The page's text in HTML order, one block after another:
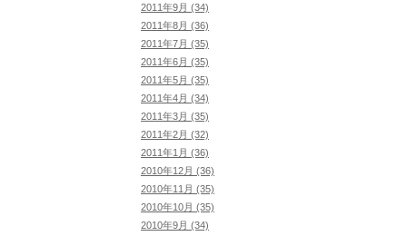
2011年9月 (34)
2011年8月 (36)
2011年7月 (35)
2011年6月 (35)
2011年5月 (35)
2011年4月 (34)
2011年3月 (35)
2011年2月 (32)
2011年1月 (36)
2010年12月 (36)
2010年11月 (35)
2010年10月 (35)
2010年9月 (34)